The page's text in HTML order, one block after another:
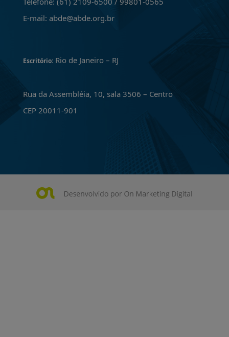
E-mail: abde@abde.org.br
Escritório:Rio de Janeiro – RJ
Rua da Assembléia, 10, sala 3506 – Centro
CEP 20011-901